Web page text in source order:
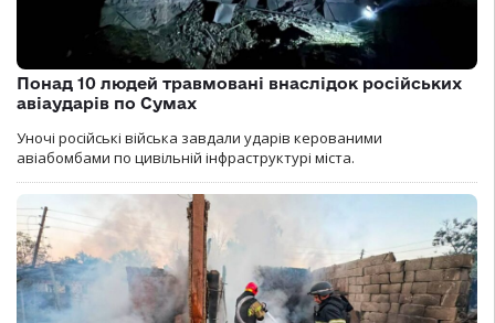
Понад 10 людей травмовані внаслідок російських
авіаударів по Сумах
Уночі російські війська завдали ударів керованими
авіабомбами по цивільній інфраструктурі міста.